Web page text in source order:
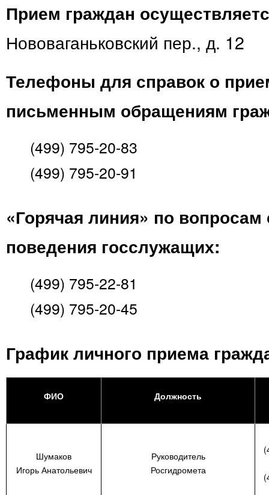
Прием граждан
Нововаганьковский пер., д. 12
Телефоны для справок о
письменным обращениям
(499) 795-20-83
(499) 795-20-91
«Горячая линия» по вопросам
поведения госслужащих:
(499) 795-22-81
(499) 795-20-45
График личного приема
ФИО Должность
Шумаков
Игорь Анатольевич
Руководитель
Росгидромета